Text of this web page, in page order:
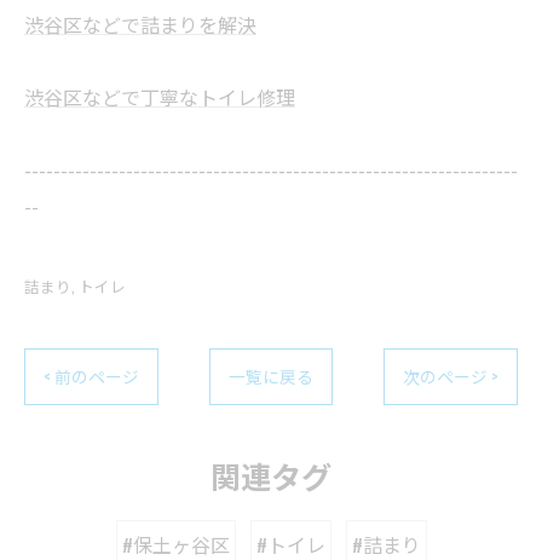
渋谷区などで詰まりを解決
渋谷区などで丁寧なトイレ修理
--------------------------------------------------------------------
--
詰まり トイレ
< 前のページ 一覧に戻る 次のページ >
関連タグ
#保土ヶ谷区 #トイレ #詰まり